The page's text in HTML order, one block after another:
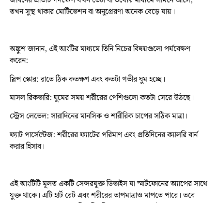
তখন সুস্থ থাকার মোটিভেশন বা অনুপ্রেরণা অনেক বেড়ে যায়।
অঙ্কুশ জানান, এই আংটির মাধ্যমে তিনি নিচের বিষয়গুলো পর্যবেক্ষণ
করেন:
স্লিপ স্কোর: রাতে ঠিক কতক্ষণ এবং কতটা গভীর ঘুম হচ্ছে।
মাসল রিকভারি: ঘুমের সময় শরীরের পেশিগুলো কতটা সেরে উঠছে।
স্ট্রেস লেভেল: সারাদিনের মানসিক ও শারীরিক চাপের সঠিক মাত্রা।
ফ্যাট পার্সেন্টেজ: শরীরের ফ্যাটের পরিমাণ এবং প্রতিদিনের ক্যালরি বার্ন
করার হিসাব।
এই আংটিটি মূলত একটি সেন্সরযুক্ত ডিভাইস যা স্মার্টফোনের অ্যাপের সাথে
যুক্ত থাকে। এটি হার্ট রেট এবং শরীরের তাপমাত্রাও মাপতে পারে। তবে